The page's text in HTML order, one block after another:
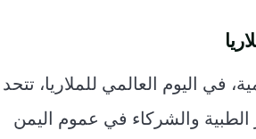
في اليوم العالمي للملاريا، تتحد
الطبية والشركاء في عموم اليمن